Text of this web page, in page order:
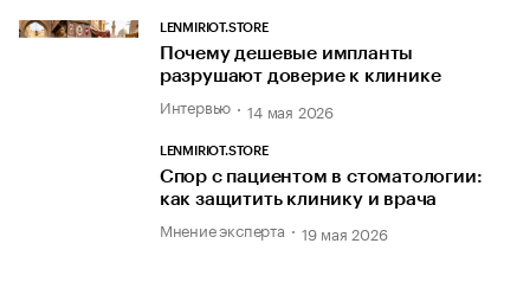
LENMIRIOT.STORE
Почему дешевые импланты
разрушают доверие к клинике
Интервью 14 мая 2026
LENMIRIOT.STORE
Спор с пациентом в стоматологии:
как защитить клинику и врача
Мнение эксперта 19 мая 2026